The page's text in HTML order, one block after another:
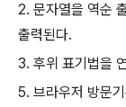
2. 문자열을 역순
출력된다.
3. 후위 표기법을
5. 브라우저 방문